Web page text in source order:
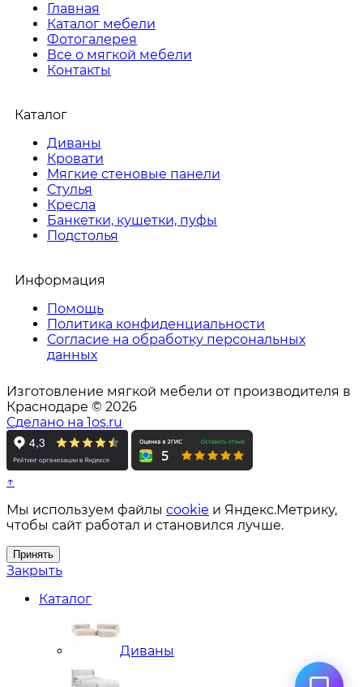
Главная
Каталог мебели
Фотогалерея
Все о мягкой мебели
Контакты
Каталог
Диваны
Кровати
Мягкие стеновые панели
Стулья
Кресла
Банкетки, кушетки, пуфы
Подстолья
Информация
Помощь
Политика конфиденциальности
Согласие на обработку персональных
данных
Изготовление мягкой мебели от производителя в
Краснодаре © 2026
Сделано на 1os.ru
↑
Мы используем файлы cookie и Яндекс.Метрику,
чтобы сайт работал и становился лучше.
Принять
Закрыть
Каталог
Диваны